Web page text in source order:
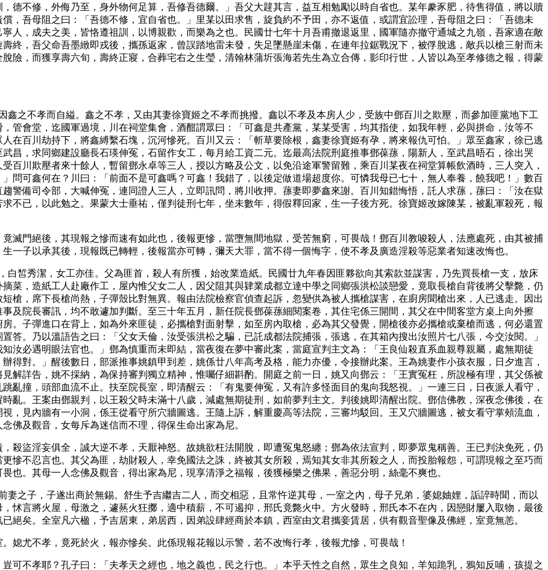
德不修，外侮乃至，身外物何足算，吾修吾德爾。」吾父大韙其言，益互相勉勵以時自省也。某年豢豕肥，待售得值，將以贖
，吾母阻之曰：「吾德不修，宜自省也。」里某以田求售，旋負約不予田，亦不返值，或謂宜訟理，吾母阻之曰：「吾德未
人，成夫之美，皆恪遵祖訓，以博親歡，而樂為之也。民國廿七年十月吾甫撤退返里，國軍隨亦撤守通城之九嶺，吾家適在敵
終，吾父命吾墨緻即戎後，攜孫返家，曾誤踏地雷未發，失足墜懸崖未傷，在連年拉鋸戰況下，被俘脫逃，敵兵以槍三射而未
險，而獲享壽六旬，壽終正寢，合葬宅右之生瑩，清翰林蒲圻張海若先生為立合傳，影印行世，人皆以為至孝修德之報，得蒙
之不孝而自縊。鑫之不孝，又由其妻徐寶姬之不孝而挑撥。鑫以不孝及本房人少，受族中鄧百川之欺壓，而參加匪黨地下工
管會堂，迄國軍過境，川在祠堂集會，酒酣謂眾曰：「可鑫是共產黨，某某受害，均其指使，如我年輕，必與拼命，汝等不
在百川劫持下，將鑫縛繫石塊，沉河慘死。百川又云：「斬草要除根，鑫妻徐寶姬有孕，將來報仇可怕。」眾至鑫家，徐已逃
昌，求同鄉建設廳長石瑛伸冤，石留作女工，每月給工資二元。迄最高法院刑庭推事鄧葆蓀，陽新人，至武昌晤石，徐出哭
百川欺壓者來十餘人，暫留鄧永卓等三人，授以方略及公文，以免沿途軍警留難，乘百川某夜在祠堂算帳飲酒時，三人突入，
問可鑫何在？川曰：「前面不是可鑫嗎？可鑫！我錯了，以後定做道場超度你。可憐我母已七十，無人奉養，饒我吧！」數百
警備司令部，大喊伸冤，連同證人三人，立即訊問，將川收押。蓀妻即夢鑫來謝。百川知錯悔悟，託人求蓀，蓀曰：「汝在獄
不已，以此勉之。果蒙大士垂祐，僅判徒刑七年，坐未數年，得假釋回家，生一子後方死。徐寶姬改嫁陳某，被亂軍殺死，報
滅門絕後，其現報之慘而速有如此也，後報更慘，當墮無間地獄，受苦無窮，可畏哉！鄧百川教唆殺人，法應處死，由其被捕
一子以承其後，現報既已轉輕，後報當亦可轉，彌天大罪，當不得一個悔字，使不孝及廣造淫殺等惡業者知速改悔也。
皙秀潔，女工亦佳。父為匪首，殺人有所獲，始改業造紙。民國廿九年春因匪夥欲向其索款並謀害，乃先買長槍一支，放床
菜，造紙工人赴廠作工，屋內惟父女二人，因父阻其與肄業成都立達中學之同鄉張洪松談戀愛，竟取長槍自背後將父擊斃，仍
槍，席下長槍尚熱，子彈殼比對無異。報由法院檢察官偵查起訴，忽變供為被人攜槍謀害，在廚房聞槍出來，人已逃走。因出
及院長審訊，均不敢遽加判斷。至三十年五月，新任院長鄧葆蓀細閱案卷，其住宅係三開間，其父在中間客堂方桌上向外擦
。子彈進口在背上，如為外來匪徒，必攜槍對面射擊，如至房內取槍，必為其父發覺，開槍後亦必攜槍或棄槍而逃，何必還置
答。乃以溫語告之曰：「父女天倫，汝受張洪松之騙，已託成都法院捕張，張逃，在其箱內搜出汝照片七八張，今交汝閱。」
汝必遇明眼法官也。」鄧為慎重而未即結，當夜復在夢中審此案，當庭宣判主文為：「王良仙殺直系血親尊親屬，處無期徒
得對。」醒後數日，部派推事姚鎮甲到差，姚係廿八年高考及格，能力亦優，令接辦此案。王為姚妻作小孩衣服，日夕進言，
解詳告，姚不採納，為保持審判獨立精神，惟囑仔細斟酌。開庭之前一日，姚又向鄧云：「王實冤枉，所說極有理，其父係被
亂撞，頭部血流不止。扶至院長室，即清醒云：「有鬼要伸冤，又有許多怪面目的鬼向我怒視。」一連三日，日夜派人看守，
亂。王案由鄧親判，以王殺父時未滿十八歲，減處無期徒刑，如前夢判主文。判後姚即清醒出院。鄧信佛教，深夜念佛後，在
，見內牆有一小洞，係王從看守所穴牆圖逃。王隨上訴，解重慶高等法院，三審均駁回。王又穴牆圖逃，被女看守掌頰流血，
佛及觀音，女每斥為迷信而不理，得保生命出家為尼。
殺盜淫妄俱全，誠大逆不孝，天厭神怒。故姚欲枉法開脫，即遭冤鬼怒纏；鄧為依法宣判，即夢眾鬼稱善。王已判決免死，仍
慘不忍言也。其父為匪，劫財殺人，幸免國法之誅，終被其女所殺，焉知其女非其所殺之人，而投胎報怨，可謂現報之至巧而
也。其母一人念佛及觀音，得出家為尼，現享清淨之福報，後獲極樂之佛果，善惡分明，絲毫不爽也。
之子，子遂出商於無錫。舒生予吉繼吉二人，而交相惡，且常忤逆其母，一室之內，母子兄弟，婆媳妯娌，詬誶時聞，而以
怵言將火屋，母激之，遽爇火狂擲，適中積薪，不可遏抑，邢氏竟斃火中。方火發時，邢氏本不在內，因戀財屢入取物，最後
絕矣。全室凡六楹，予吉居東，弟居西，因弟設肆經商於本鎮，西室由文君攜妾賃居，供有觀音聖像及佛經，室竟無恙。
媳尤不孝，竟死於火，報亦慘矣。此係現報花報以示警，若不改悔行孝，後報尤慘，可畏哉！
可不孝耶？孔子曰：「夫孝天之經也，地之義也，民之行也。」本乎天性之自然，眾生之良知，羊知跪乳，鴉知反哺，孩提之